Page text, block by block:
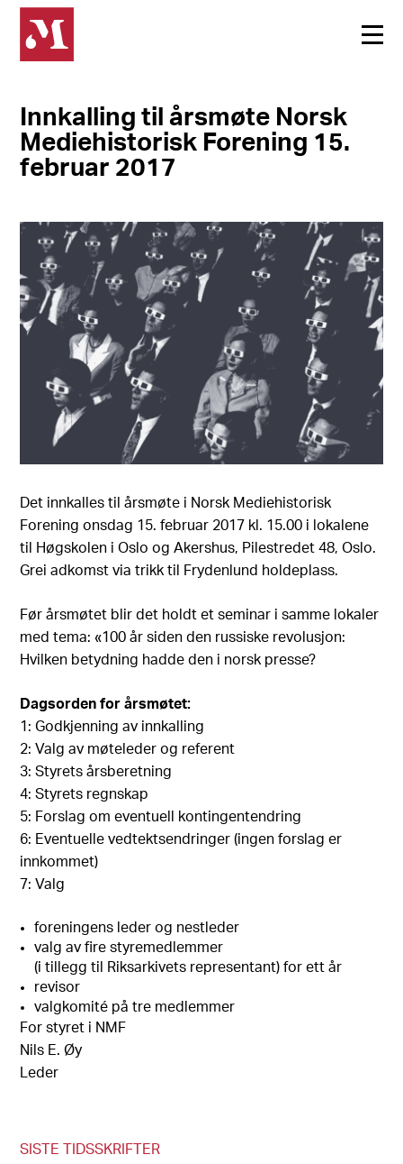
Innkalling til årsmøte Norsk
Mediehistorisk Forening 15.
februar 2017
Det innkalles til årsmøte i Norsk Mediehistorisk
Forening onsdag 15. februar 2017 kl. 15.00 i lokalene
til Høgskolen i Oslo og Akershus, Pilestredet 48, Oslo.
Grei adkomst via trikk til Frydenlund holdeplass.
Før årsmøtet blir det holdt et seminar i samme lokaler
med tema: «100 år siden den russiske revolusjon:
Hvilken betydning hadde den i norsk presse?
Dagsorden for årsmøtet:
1: Godkjenning av innkalling
2: Valg av møteleder og referent
3: Styrets årsberetning
4: Styrets regnskap
5: Forslag om eventuell kontingentendring
6: Eventuelle vedtektsendringer (ingen forslag er
innkommet)
7: Valg
foreningens leder og nestleder
valg av fire styremedlemmer
(i tillegg til Riksarkivets representant) for ett år
revisor
valgkomité på tre medlemmer
For styret i NMF
Nils E. Øy
Leder
SISTE TIDSSKRIFTER